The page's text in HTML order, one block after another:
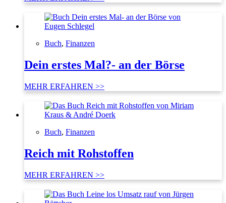
Buch, Finanzen
Dein erstes Mal?- an der Börse
MEHR ERFAHREN >>
Buch, Finanzen
Reich mit Rohstoffen
MEHR ERFAHREN >>